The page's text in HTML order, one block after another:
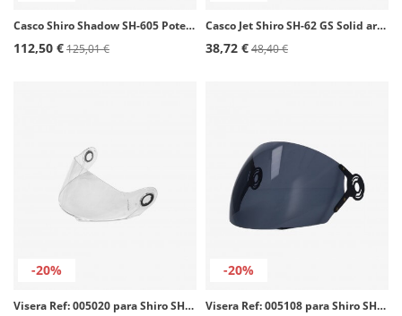
Casco Shiro Shadow SH-605 Potenza Amarillo Flour
112,50 €125,01 €
Casco Jet Shiro SH-62 GS Solid arena
38,72 €48,40 €
-20%
Visera Ref: 005020 para Shiro SH-500 color Transparente
-20%
Visera Ref: 005108 para Shiro SH-235 color Ahumado